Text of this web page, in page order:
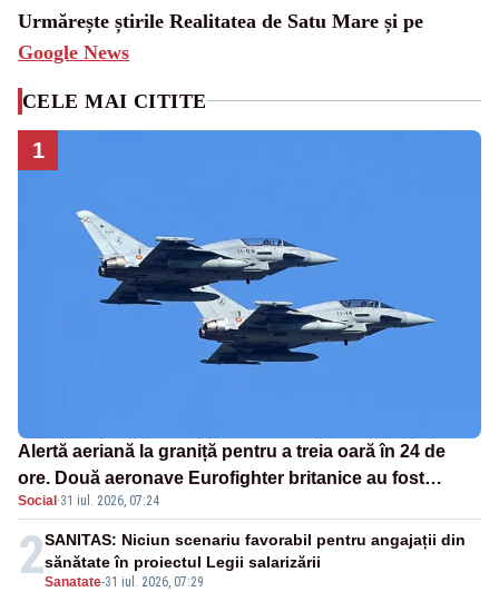
Urmărește știrile Realitatea de Satu Mare și pe
Google News
CELE MAI CITITE
1
Alertă aeriană la graniță pentru a treia oară în 24 de
ore. Două aeronave Eurofighter britanice au fost
ridicate de la sol
Social ·31 iul. 2026, 07:24
2Sanatate-31 iul. 2026, 07:29
SANITAS: Niciun scenariu favorabil pentru angajații din
sănătate în proiectul Legii salarizării